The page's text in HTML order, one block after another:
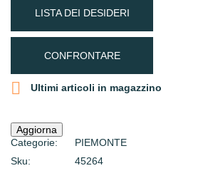
LISTA DEI DESIDERI
CONFRONTARE
 Ultimi articoli in magazzino
Categorie:
PIEMONTE
Sku:
45264